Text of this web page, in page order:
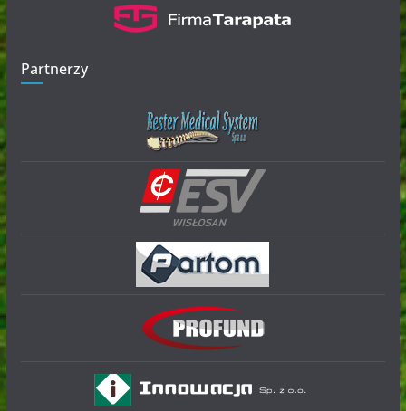
Partnerzy